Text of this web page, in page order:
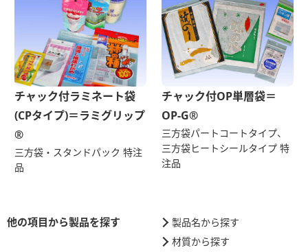
チャック付ラミネート袋
(CPタイプ)＝ラミグリップ
®
三方袋・スタンドパック 特注
品
チャック付OP単層袋＝
OP-G®
三方袋パートコートタイプ、
三方袋ヒートシールタイプ 特
注品
他の項目から製品を探す
製品名から探す
材質から探す